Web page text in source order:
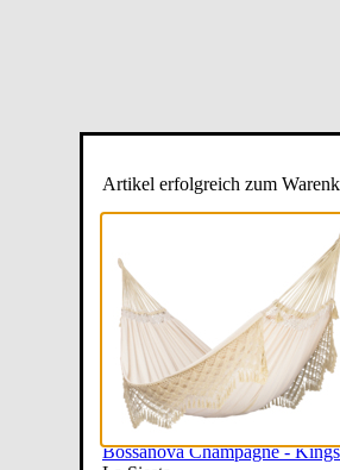
Artikel erfolgreich zum
Bossanova Champagne -